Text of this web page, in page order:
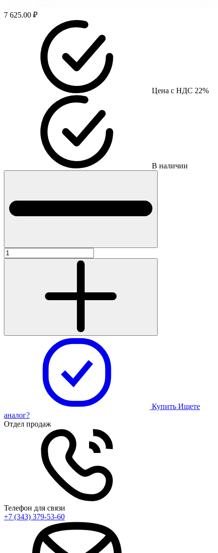
7 625.00 ₽
Цена с НДС 22%
В наличии
Купить Ищете
аналог?
Отдел продаж
Телефон для связи
+7 (343) 379-53-60